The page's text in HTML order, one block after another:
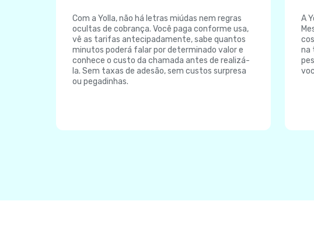
Com a Yolla, não há letras miúdas nem regras
ocultas de cobrança. Você paga conforme usa,
vê as tarifas antecipadamente, sabe quantos
minutos poderá falar por determinado valor e
conhece o custo da chamada antes de realizá-
la. Sem taxas de adesão, sem custos surpresa
ou pegadinhas.
A
na